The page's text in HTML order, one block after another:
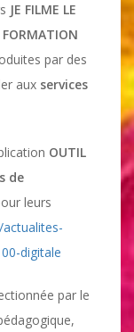
JE FILME LE
FORMATION
par des
aux services
OUTIL
de
leurs
digitale
par le